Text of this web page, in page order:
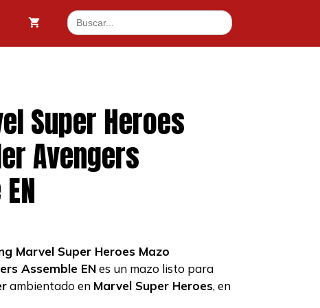
Buscar:
Super Heroes
Avengers
Marvel Super Heroes Mazo
Assemble ENes un mazo listo para
ambientado en Marvel Super Heroes, en
Commander
Avengers